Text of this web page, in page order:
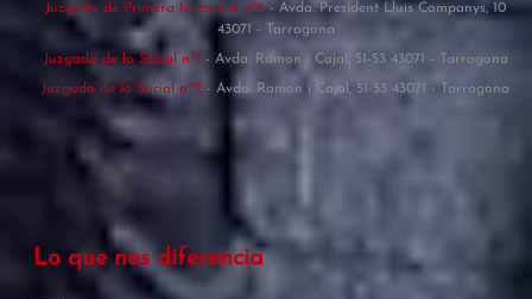
Juzgado de Primera Instancia nº6- Avda. President Lluis Companys, 10
43071 - Tarragona
Juzgado de lo Social nº1 - Avda. Ramon i Cajal, 51-53 43071 - Tarragona
Juzgado de lo Social nº2 - Avda. Ramon i Cajal, 51-53 43071 - Tarragona
Lo que nos diferencia